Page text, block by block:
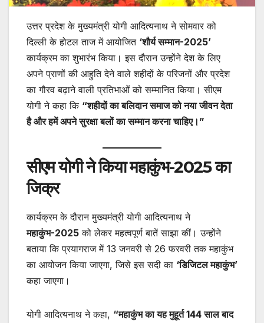
उत्तर प्रदेश के मुख्यमंत्री योगी आदित्यनाथ ने सोमवार को
दिल्ली के होटल ताज में आयोजित ‘शौर्य सम्मान-2025’
कार्यक्रम का शुभारंभ किया। इस दौरान उन्होंने देश के लिए
अपने प्राणों की आहुति देने वाले शहीदों के परिजनों और प्रदेश
का गौरव बढ़ाने वाली प्रतिभाओं को सम्मानित किया। सीएम
योगी ने कहा कि “शहीदों का बलिदान समाज को नया जीवन देता
है और हमें अपने सुरक्षा बलों का सम्मान करना चाहिए।”
सीएम योगी ने किया महाकुंभ-2025 का
जिक्र
कार्यक्रम के दौरान मुख्यमंत्री योगी आदित्यनाथ ने
महाकुंभ-2025 को लेकर महत्वपूर्ण बातें साझा कीं। उन्होंने
बताया कि प्रयागराज में 13 जनवरी से 26 फरवरी तक महाकुंभ
का आयोजन किया जाएगा, जिसे इस सदी का ‘डिजिटल महाकुंभ’
कहा जाएगा।
योगी आदित्यनाथ ने कहा, “महाकुंभ का यह मुहूर्त 144 साल बाद